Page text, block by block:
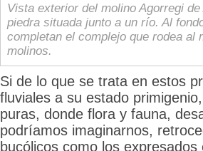
Vista exterior del molino Agorregi
piedra situada junto a un río. Al
completan el complejo que rodea
molinos.
Si de lo que se trata en estos
fluviales a su estado
puras, donde flora y fauna,
podríamos imaginarnos,
bucólicos como los